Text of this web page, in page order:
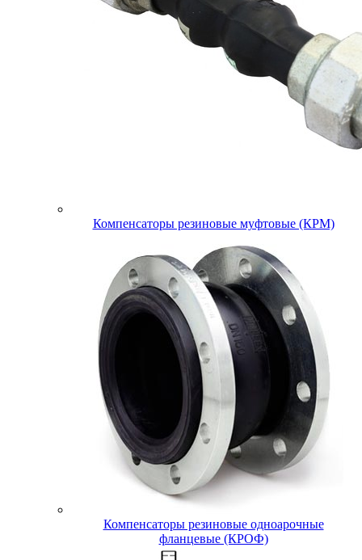
Компенсаторы резиновые муфтовые (КРМ)
Компенсаторы резиновые одноарочные
фланцевые (КРОФ)